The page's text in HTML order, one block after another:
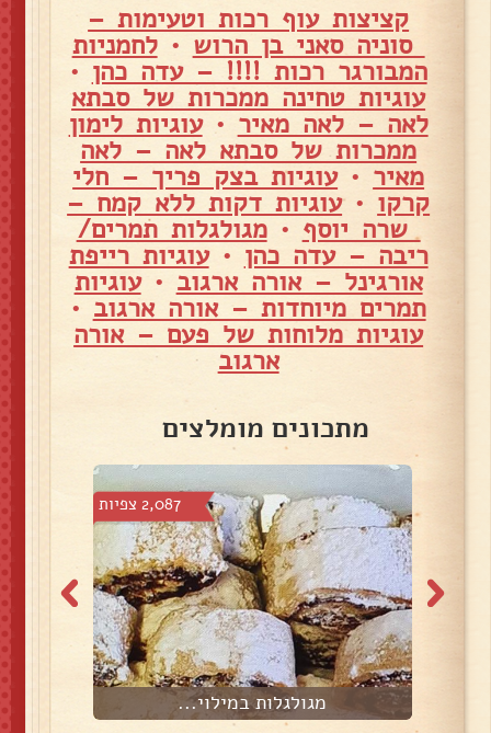
קציצות עוף רכות וטעימות –
סוניה סאני בן הרוש •לחמניות
המבורגר רכות !!!! – עדה כהן •
עוגיות טחינה ממכרות של סבתא
לאה – לאה מאיר •עוגיות לימון
ממכרות של סבתא לאה – לאה
מאיר •עוגיות בצק פריך – חלי
קרקו •עוגיות דקות ללא קמח –
שרה יוסף •מגולגלות תמרים/
ריבה – עדה כהן •עוגיות רייפת
אורגינל – אורה ארגוב •עוגיות
תמרים מיוחדות – אורה ארגוב •
עוגיות מלוחות של פעם – אורה
ארגוב
מתכונים מומלצים
2,087 צפיות
מגולגלות במילוי...